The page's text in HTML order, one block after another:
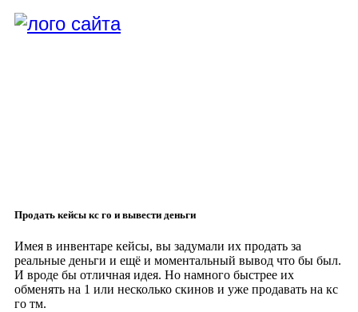
Продать кейсы кс го и вывести деньги
Имея в инвентаре кейсы, вы задумали их продать за
реальные деньги и ещё и моментальный вывод что бы был.
И вроде бы отличная идея. Но намного быстрее их
обменять на 1 или несколько скинов и уже продавать на кс
го тм.